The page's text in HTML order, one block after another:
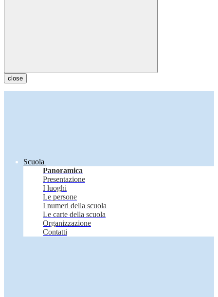
close
Scuola
Panoramica
Presentazione
I luoghi
Le persone
I numeri della scuola
Le carte della scuola
Organizzazione
Contatti